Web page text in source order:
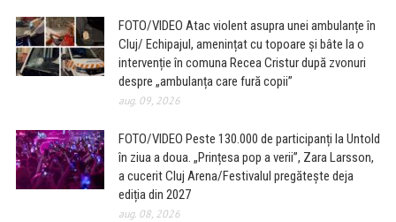
FOTO/VIDEO Atac violent asupra unei ambulanțe în
Cluj/ Echipajul, amenințat cu topoare și bâte la o
intervenție în comuna Recea Cristur după zvonuri
despre „ambulanța care fură copii”
aug. 09, 2026
FOTO/VIDEO Peste 130.000 de participanți la Untold
în ziua a doua. „Prințesa pop a verii”, Zara Larsson,
a cucerit Cluj Arena/Festivalul pregătește deja
ediția din 2027
aug. 08, 2026